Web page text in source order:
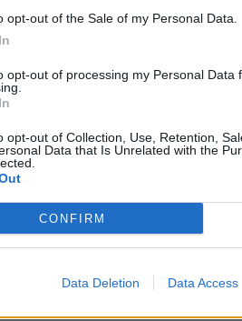
opt-out of the Sale of my Personal Data.
opt-out of processing my Personal Data
opt-out of Collection, Use, Retention,
Data that Is Unrelated with the
CONFIRM
Data Deletion Data Access
Connaître les gestes à adopter peut
l’hypertension qui